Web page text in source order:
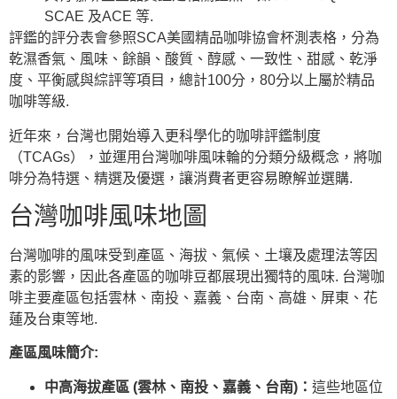
SCAE 及ACE 等.
評鑑的評分表會參照SCA美國精品咖啡協會杯測表格，分為
乾濕香氣、風味、餘韻、酸質、醇感、一致性、甜感、乾淨
度、平衡感與綜評等項目，總計100分，80分以上屬於精品
咖啡等級.
近年來，台灣也開始導入更科學化的咖啡評鑑制度
（TCAGs），並運用台灣咖啡風味輪的分類分級概念，將咖
啡分為特選、精選及優選，讓消費者更容易瞭解並選購.
台灣咖啡風味地圖
台灣咖啡的風味受到產區、海拔、氣候、土壤及處理法等因
素的影響，因此各產區的咖啡豆都展現出獨特的風味. 台灣咖
啡主要產區包括雲林、南投、嘉義、台南、高雄、屏東、花
蓮及台東等地.
產區風味簡介:
中高海拔產區 (雲林、南投、嘉義、台南)： 這些地區位